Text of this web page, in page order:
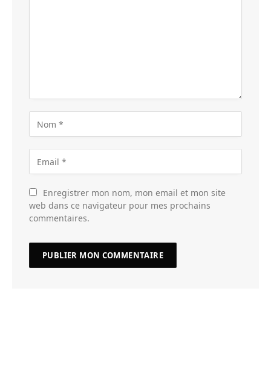
Enregistrer mon nom, mon email et mon site
web dans ce navigateur pour mes prochains
commentaires.